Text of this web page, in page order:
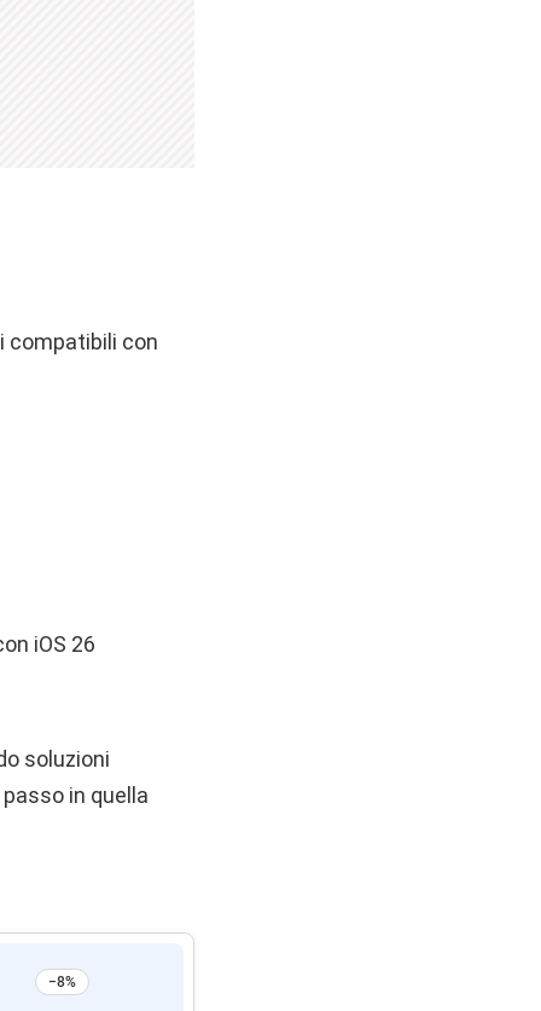
compatibili con
iOS 26
soluzioni
in quella
−8%